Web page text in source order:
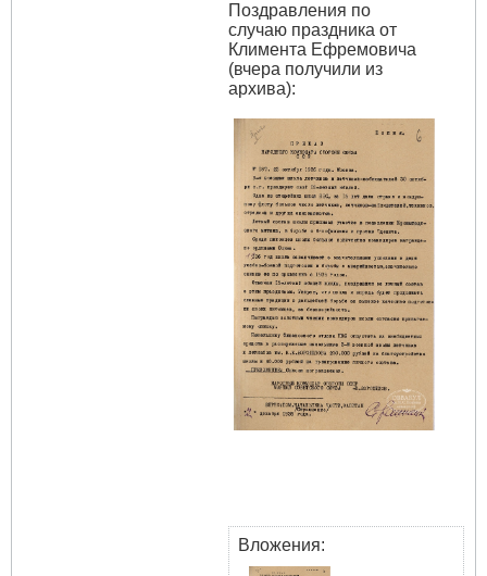
Поздравления по
случаю праздника от
Климента Ефремовича
(вчера получили из
архива):
Вложения: